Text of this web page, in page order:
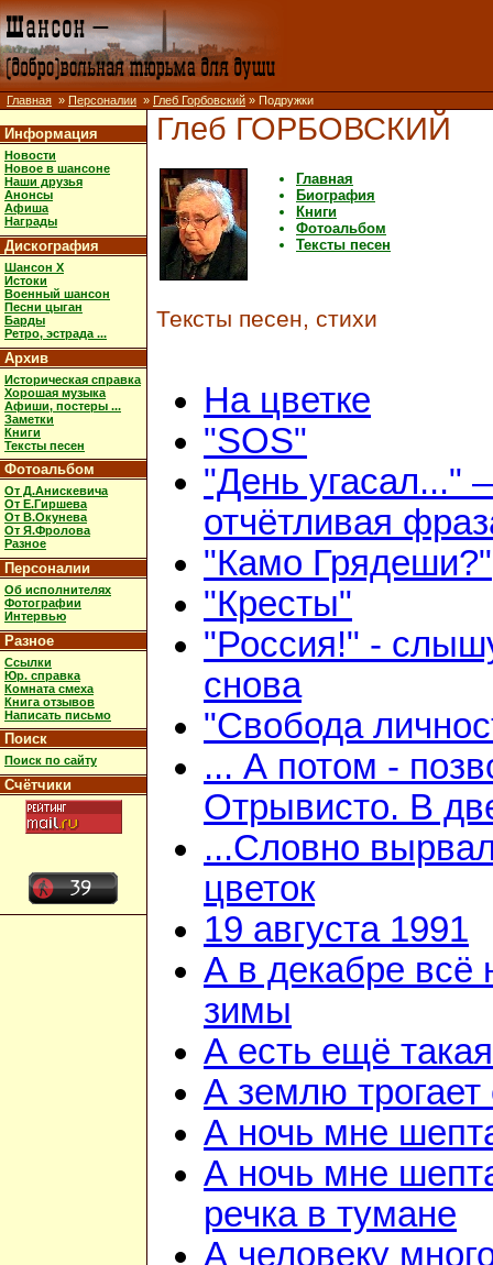
Главная » Персоналии » Глеб Горбовский » Подружки
Информация
Новости
Новое в шансоне
Наши друзья
Анонсы
Афиша
Награды
Дискография
Шансон X
Истоки
Военный шансон
Песни цыган
Барды
Ретро, эстрада ...
Архив
Историческая справка
Хорошая музыка
Афиши, постеры ...
Заметки
Книги
Тексты песен
Фотоальбом
От Д.Анискевича
От Е.Гиршева
От В.Окунева
От Я.Фролова
Разное
Персоналии
Об исполнителях
Фотографии
Интервью
Разное
Ссылки
Юр. справка
Комната смеха
Книга отзывов
Написать письмо
Поиск
Поиск по сайту
Счётчики
Глеб ГОРБОВСКИЙ
Главная
Биография
Книги
Фотоальбом
Тексты песен
Тексты песен, стихи
На цветке
"SOS"
"День угасал..."
отчётливая
"Камо Грядеши?"
"Кресты"
"Россия!" -
снова
"Свобода
... А потом -
Отрывисто. В
...Словно
цветок
19 августа 1991
А в декабре всё
зимы
А есть ещё
А землю трогает
А ночь мне
А ночь мне
речка в тумане
А человеку